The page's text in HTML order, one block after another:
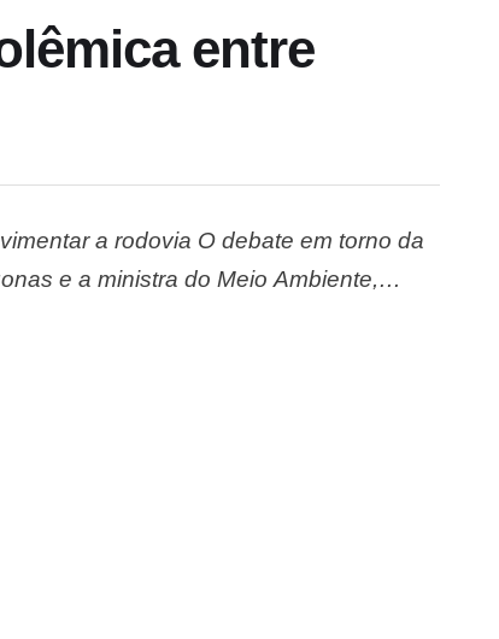
entre
a rodovia O debate em torno da
e a ministra do Meio Ambiente,